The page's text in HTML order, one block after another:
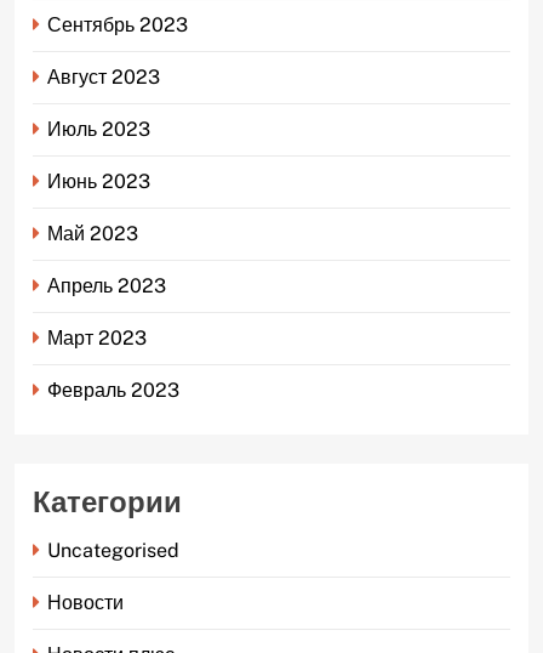
Сентябрь 2023
Август 2023
Июль 2023
Июнь 2023
Май 2023
Апрель 2023
Март 2023
Февраль 2023
Категории
Uncategorised
Новости